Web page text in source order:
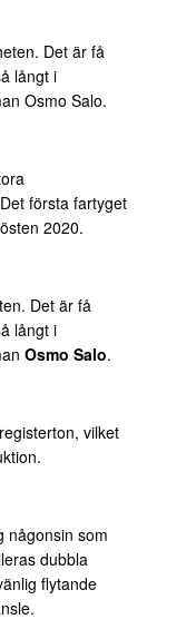
Det är få
långt i
Osmo Salo.
första fartyget
2020.
Det är få
långt i
Osmo Salo.
vilket
någonsin som
dubbla
flytande